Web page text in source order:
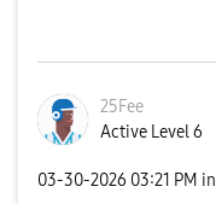
25Fee
Active Level 6
‎03-30-2026 03:21 PM in